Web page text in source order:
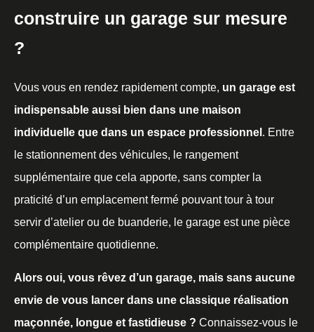
construire un garage sur mesure
?
Vous vous en rendez rapidement compte, un garage est
indispensable aussi bien dans une maison
individuelle que dans un espace professionnel . Entre
le stationnement des véhicules, le rangement
supplémentaire que cela apporte, sans compter la
praticité d’un emplacement fermé pouvant tour à tour
servir d’atelier ou de buanderie, le garage est une pièce
complémentaire quotidienne.
Alors oui, vous rêvez d’un garage, mais sans aucune
envie de vous lancer dans une classique réalisation
maçonnée, longue et fastidieuse ? Connaissez-vous le